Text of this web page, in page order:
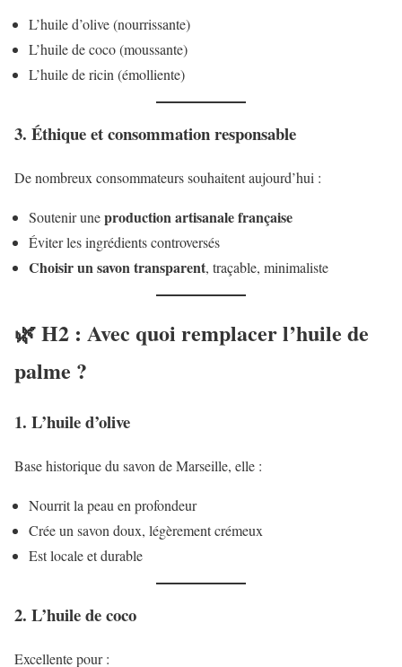
L’huile d’olive (nourrissante)
L’huile de coco (moussante)
L’huile de ricin (émolliente)
3. Éthique et consommation responsable
De nombreux consommateurs souhaitent aujourd’hui :
Soutenir uneproduction artisanale française
Éviter les ingrédients controversés
Choisir un savon transparent, traçable, minimaliste
🌿 H2 : Avec quoi remplacer l’huile de
palme ?
1. L’huile d’olive
Base historique du savon de Marseille, elle :
Nourrit la peau en profondeur
Crée un savon doux, légèrement crémeux
Est locale et durable
2. L’huile de coco
Excellente pour :